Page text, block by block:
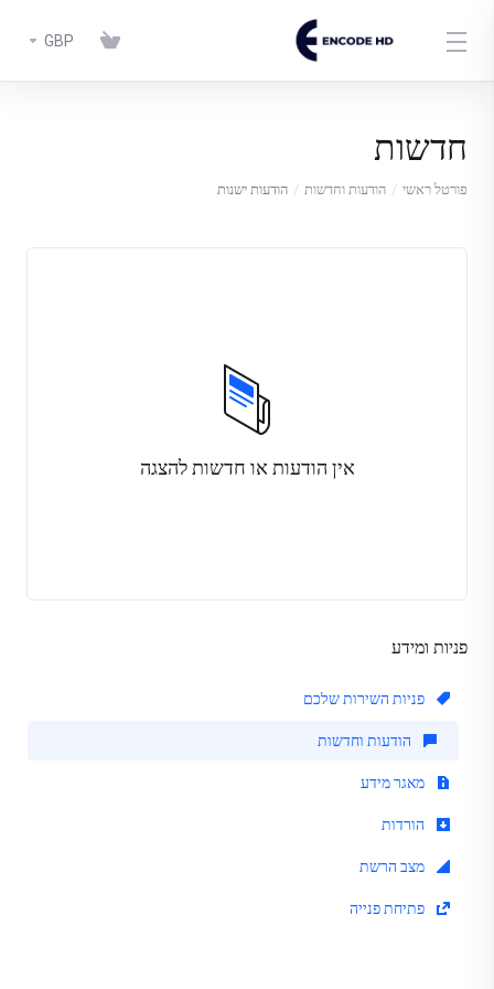
GBP
חדשות
פורטל ראשי הודעות וחדשות הודעות ישנות
פניות ומידע
פניות השירות שלכם
הודעות וחדשות
מאגר מידע
הורדות
מצב הרשת
פתיחת פנייה
אין הודעות או חדשות להצגה